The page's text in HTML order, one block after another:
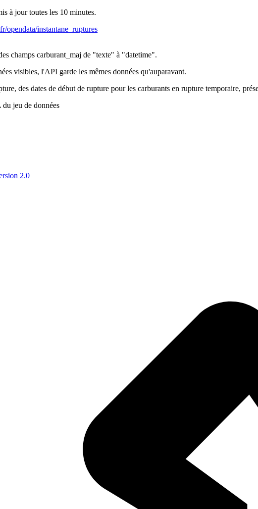
à jour toutes les 10 minutes.
opendata/instantane_ruptures
champs carburant_maj de "texte" à "datetime".
visibles, l'API garde les mêmes données qu'auparavant.
des dates de début de rupture pour les carburants en rupture temporaire,
jeu de données
2.0